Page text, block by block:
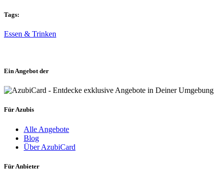
Tags:
Essen & Trinken
Ein Angebot der
Für Azubis
Alle Angebote
Blog
Über AzubiCard
Für Anbieter